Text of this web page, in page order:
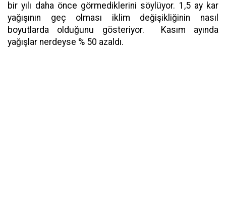
bir yılı daha önce görmediklerini söylüyor. 1,5 ay kar
yağışının geç olması iklim değişikliğinin nasıl
boyutlarda olduğunu gösteriyor. Kasım ayında
yağışlar nerdeyse % 50 azaldı.